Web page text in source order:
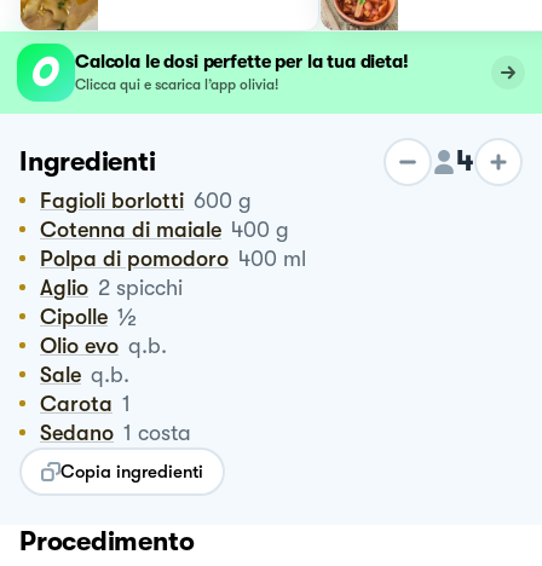
Calcola le dosi perfette per la tua dieta!
Clicca qui e scarica l’app olivia!
Ingredienti 4
Fagioli borlotti 600 g
Cotenna di maiale 400 g
Polpa di pomodoro 400 ml
Aglio 2 spicchi
Cipolle ½
Olio evo q.b.
Sale q.b.
Carota 1
Sedano 1 costa
Copia ingredienti
Procedimento